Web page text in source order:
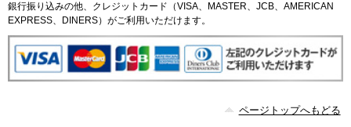
銀行振り込みの他、クレジットカード（VISA、MASTER、JCB、AMERICAN
EXPRESS、DINERS）がご利用いただけます。
ページトップへもどる